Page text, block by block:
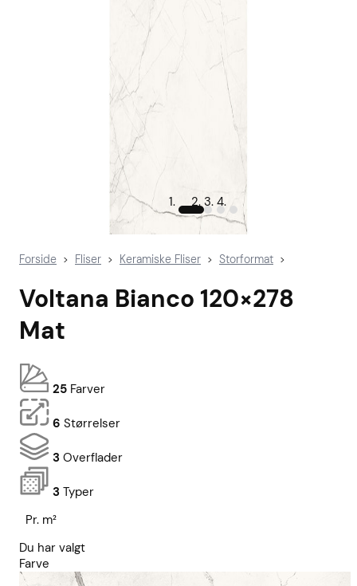
Forside > Fliser > Keramiske Fliser > Storformat >
Voltana Bianco 120×278
Mat
25 Farver
6 Størrelser
3 Overflader
3 Typer
Pr. m²
Du har valgt
Farve